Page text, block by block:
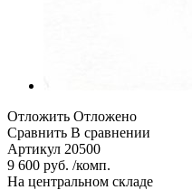
Отложить Отложено
Сравнить В сравнении
Артикул 20500
9 600 руб. /комп.
На центральном складе